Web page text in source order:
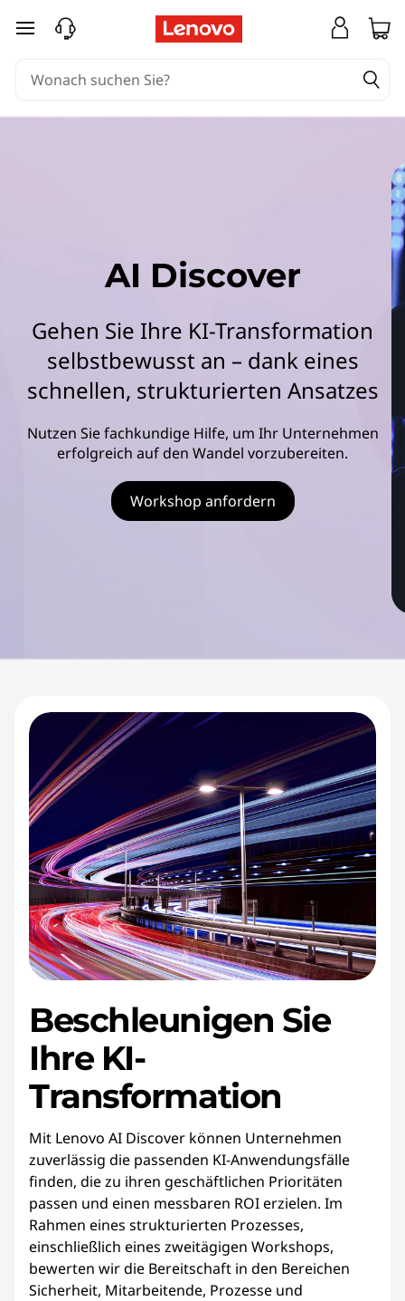
zum Hauptinhalt springen
AI Discover
Gehen Sie Ihre KI-Transformation
selbstbewusst an – dank eines
schnellen, strukturierten Ansatzes
Nutzen Sie fachkundige Hilfe, um Ihr Unternehmen
erfolgreich auf den Wandel vorzubereiten.
Workshop anfordern
Beschleunigen Sie
Ihre KI-
Transformation
Mit Lenovo AI Discover können Unternehmen
zuverlässig die passenden KI-Anwendungsfälle
finden, die zu ihren geschäftlichen Prioritäten
passen und einen messbaren ROI erzielen. Im
Rahmen eines strukturierten Prozesses,
einschließlich eines zweitägigen Workshops,
bewerten wir die Bereitschaft in den Bereichen
Sicherheit, Mitarbeitende, Prozesse und